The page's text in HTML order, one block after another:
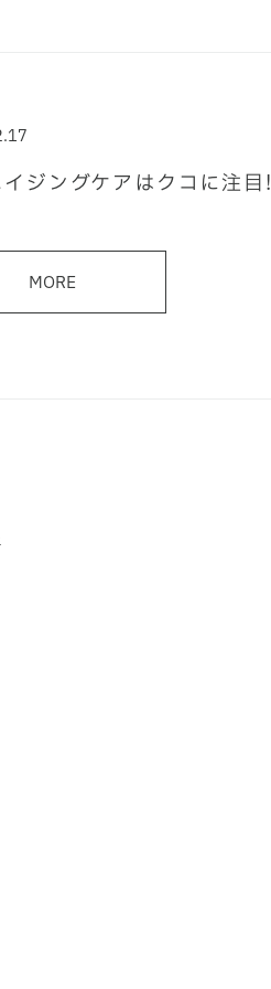
ジングケアはクコに注目!
MORE